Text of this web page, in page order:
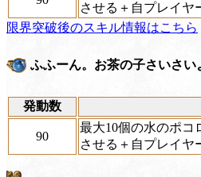
させる＋自プレイヤ
限界突破後のスキル情報はこちら
ふふーん。お茶の子さいさい
発動数
90
最大10個の水のポコ
させる＋自プレイヤ